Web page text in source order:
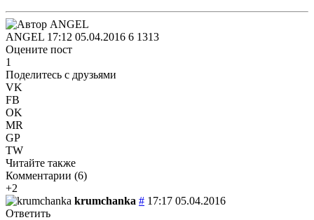
ANGEL 17:12 05.04.2016 6 1313
Оцените пост
1
Поделитесь с друзьями
VK
FB
OK
MR
GP
TW
Читайте также
Комментарии (6)
+2
krumchanka # 17:17 05.04.2016
Ответить